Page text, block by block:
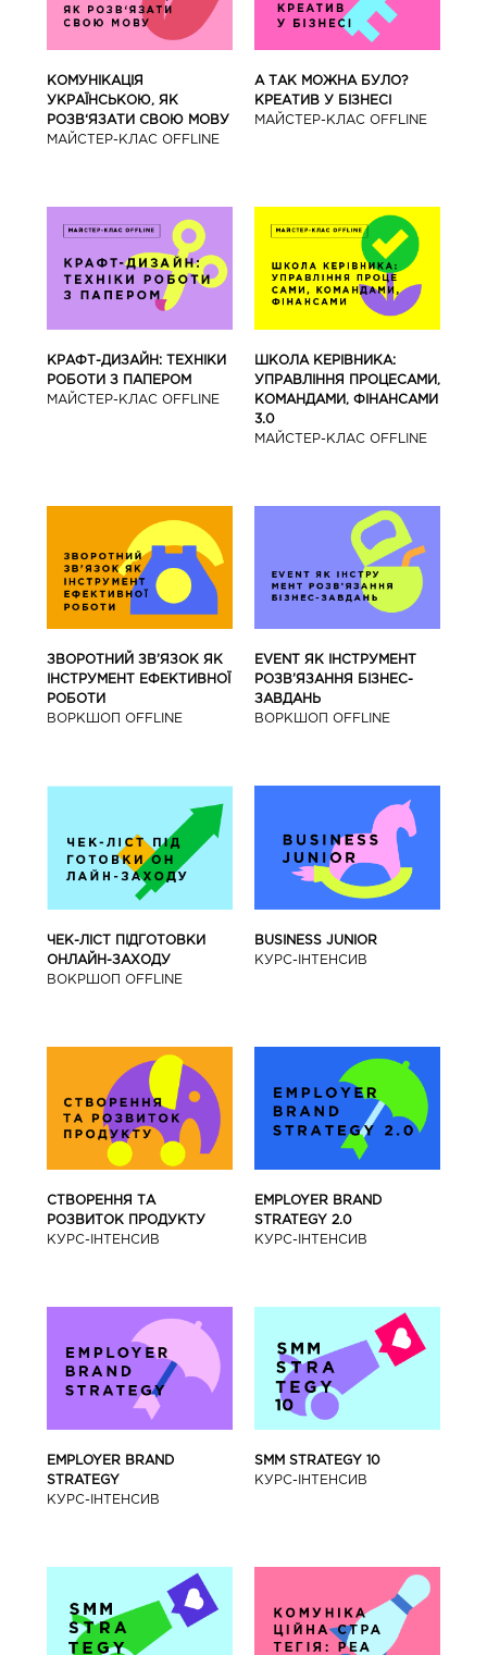
КОМУНІКАЦІЯ
УКРАЇНСЬКОЮ, ЯК
РОЗВ‘ЯЗАТИ СВОЮ МОВУ
МАЙCТЕР-КЛАС OFFLINE
А ТАК МОЖНА БУЛО?
КРЕАТИВ У БІЗНЕСІ
МАЙCТЕР-КЛАС OFFLINE
КРАФТ-ДИЗАЙН: ТЕХНІКИ
РОБОТИ З ПАПЕРОМ
МАЙCТЕР-КЛАС OFFLINE
ШКОЛА КЕРІВНИКА:
УПРАВЛІННЯ ПРОЦЕСАМИ,
КОМАНДАМИ, ФІНАНСАМИ
3.0
МАЙCТЕР-КЛАС OFFLINE
ЗВОРОТНИЙ ЗВ’ЯЗОК ЯК
ІНСТРУМЕНТ ЕФЕКТИВНОЇ
РОБОТИ
ВОРКШОП OFFLINE
EVENT ЯК ІНСТРУМЕНТ
РОЗВ’ЯЗАННЯ БІЗНЕС-
ЗАВДАНЬ
ВОРКШОП OFFLINE
ЧЕК-ЛІСТ ПІДГОТОВКИ
ОНЛАЙН-ЗАХОДУ
ВОКРШОП OFFLINE
BUSINESS JUNIOR
КУРС-IНТЕНСИВ
СТВОРЕННЯ ТА
РОЗВИТОК ПРОДУКТУ
КУРС-IНТЕНСИВ
EMPLOYER BRAND
STRATEGY 2.0
КУРС-IНТЕНСИВ
EMPLOYER BRAND
STRATEGY
КУРС-IНТЕНСИВ
SMM STRATEGY 10
КУРС-IНТЕНСИВ